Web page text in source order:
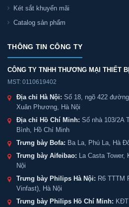
Két sắt khuyến mãi
Catalog sản phẩm
THÔNG TIN CÔNG TY
CÔNG TY TNHH THƯƠNG MẠI THIẾT
MST: 0110619402
Địa chỉ Hà Nội: Số 18, ngõ 422
Xuân Phương, Hà Nội
Địa chỉ Hồ Chí Minh: Số nhà 103/2A
Bình, Hồ Chí Minh
Trưng bày Bofa: Ba La, Phú La, Hà
Trưng bày Aifeibao: La Casta
Nội
Trưng bày Philips Hà Nội: R6 TTTM
Vinfast), Hà Nội
Trưng bày Philips Hồ Chí Minh: